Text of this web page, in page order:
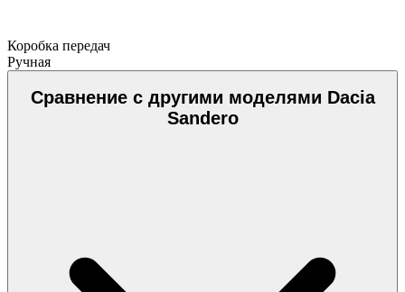
Коробка передач
Ручная
Сравнение с другими моделями Dacia
Sandero